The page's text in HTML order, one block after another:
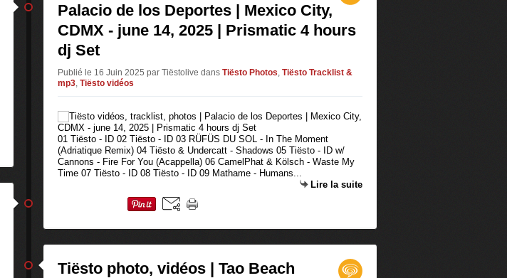
Palacio de los Deportes | Mexico City,
CDMX - june 14, 2025 | Prismatic 4 hours
dj Set
Publié le 16 Juin 2025 par Tiëstolive dans Tiësto Photos Tiësto Tracklist &
mp3 Tiësto vidéos
01 Tiësto - ID 02 Tiësto - ID 03 RÜFÜS DU SOL - In The Moment
(Adriatique Remix) 04 Tiësto & Undercatt - Shadows 05 Tiësto - ID w/
Cannons - Fire For You (Acappella) 06 CamelPhat & Kölsch - Waste My
Time 07 Tiësto - ID 08 Tiësto - ID 09 Mathame - Humans...
Lire la suite
Tiësto photo, vidéos | Tao Beach